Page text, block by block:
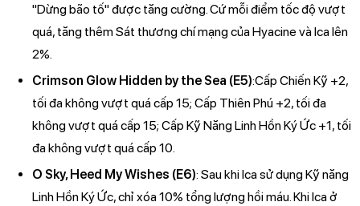
"Dừng bão tố" được tăng cường. Cứ mỗi điểm tốc độ vượt
quá, tăng thêm Sát thương chí mạng của Hyacine và Ica lên
2%.
Crimson Glow Hidden by the Sea (E5):Cấp Chiến Kỹ +2,
tối đa không vượt quá cấp 15; Cấp Thiên Phú +2, tối đa
không vượt quá cấp 15; Cấp Kỹ Năng Linh Hồn Ký Ức +1, tối
đa không vượt quá cấp 10.
O Sky, Heed My Wishes (E6): Sau khi Ica sử dụng Kỹ năng
Linh Hồn Ký Ức, chỉ xóa 10% tổng lượng hồi máu. Khi Ica ở